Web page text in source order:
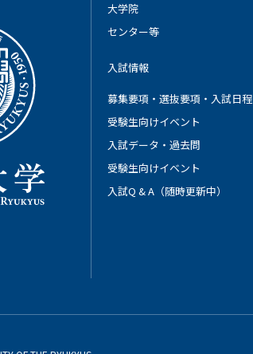
大学院
センター等
入試情報
募集要項・選抜要項・入試日程
受験生向けイベント
入試データ・過去問
受験生向けイベント
入試Q & A（随時更新中）